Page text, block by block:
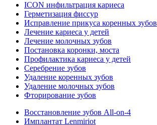
ICON инфильтрация кариеса
Герметизация фиссур
Исправление прикуса коренных зубов
Лечение кариеса у детей
Лечение молочных зубов
Постановка коронки, моста
Профилактика кариеса у детей
Серебрение зубов
Удаление коренных зубов
Удаление молочных зубов
Фторирование зубов
Восстановление зубов All‑on‑4
Имплантат Lenmiriot